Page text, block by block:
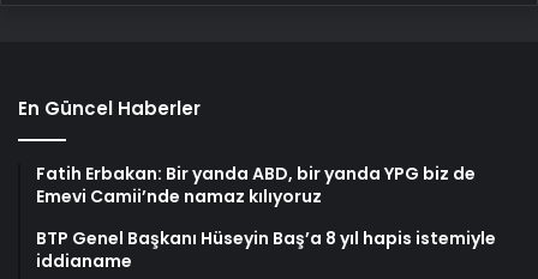
En Güncel Haberler
Fatih Erbakan: Bir yanda ABD, bir yanda YPG biz de
Emevi Camii’nde namaz kılıyoruz
BTP Genel Başkanı Hüseyin Baş’a 8 yıl hapis istemiyle
iddianame